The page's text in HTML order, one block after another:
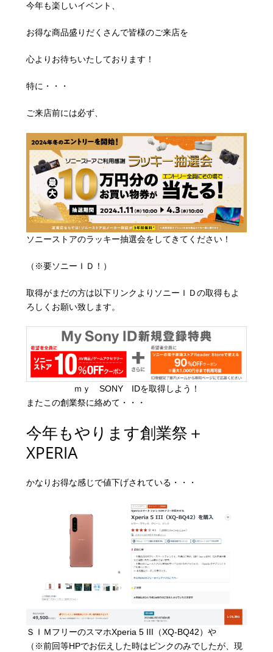
今年も楽しいイベント、
お得な商品盛りだくさんで皆様のご来店を
心よりお待ちいたしております！
特に・・・
ご来店前には必ず、
ソニーストアのラッキー抽選会をしてきてください！
（※要ソニーＩＤ！）
取得がまだの方は以下リンクよりソニーＩＤの取得もよ
ろしくお願い致します。
ｍｙ SONY IDを取得しよう！
またこの創業祭に絡めて・・・
今年もやります創業祭＋
XPERIA
かなりお得な感じで値下げされている・・・
ＳＩＭフリーのスマホXperia 5 III（XQ-BQ42） や
（※前回等HPでお伝えした時はピンクのみでしたが、現